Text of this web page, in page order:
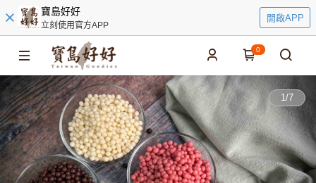
寶島好好
立刻使用官方APP
開啟APP
0
1/7